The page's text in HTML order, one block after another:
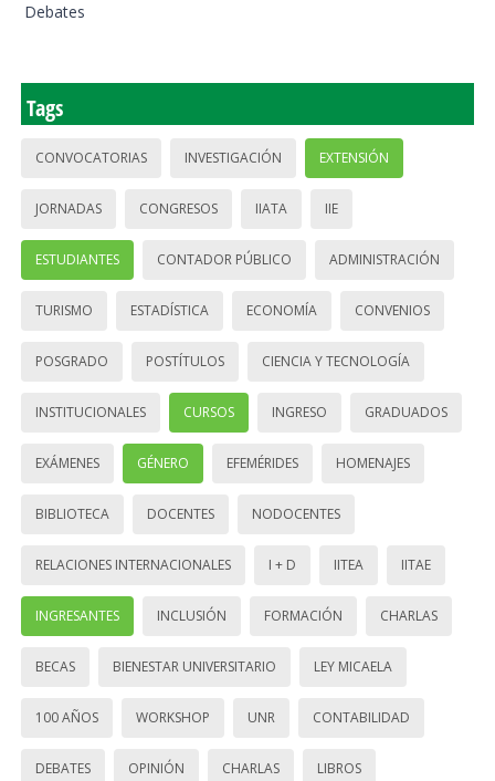
Debates
Tags
CONVOCATORIAS INVESTIGACIÓN EXTENSIÓN
JORNADAS CONGRESOS IIATA IIE
ESTUDIANTES CONTADOR PÚBLICO ADMINISTRACIÓN
TURISMO ESTADÍSTICA ECONOMÍA CONVENIOS
POSGRADO POSTÍTULOS CIENCIA Y TECNOLOGÍA
INSTITUCIONALES CURSOS INGRESO GRADUADOS
EXÁMENES GÉNERO EFEMÉRIDES HOMENAJES
BIBLIOTECA DOCENTES NODOCENTES
RELACIONES INTERNACIONALES I + D IITEA IITAE
INGRESANTES INCLUSIÓN FORMACIÓN CHARLAS
BECAS BIENESTAR UNIVERSITARIO LEY MICAELA
100 AÑOS WORKSHOP UNR CONTABILIDAD
DEBATES OPINIÓN CHARLAS LIBROS